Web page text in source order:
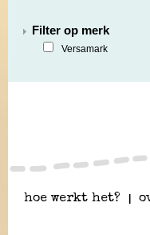
Filter op merk
Versamark
hoe werkt het?